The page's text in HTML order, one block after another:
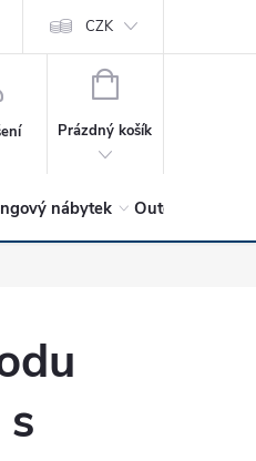
O společnosti Hodnocení obchodu
CZK
NÁKUPNÍ
Prázdný košík
nábytek Outdoor a